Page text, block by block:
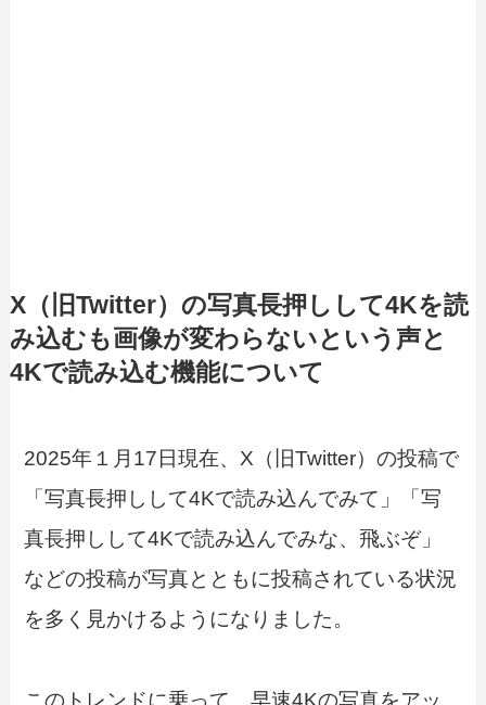
X（旧Twitter）の写真長押しして4Kを読
み込むも画像が変わらないという声と
4Kで読み込む機能について
2025年１月17日現在、X（旧Twitter）の投稿で
「写真長押しして4Kで読み込んでみて」「写
真長押しして4Kで読み込んでみな、飛ぶぞ」
などの投稿が写真とともに投稿されている状況
を多く見かけるようになりました。
このトレンドに乗って、早速4Kの写真をアッ